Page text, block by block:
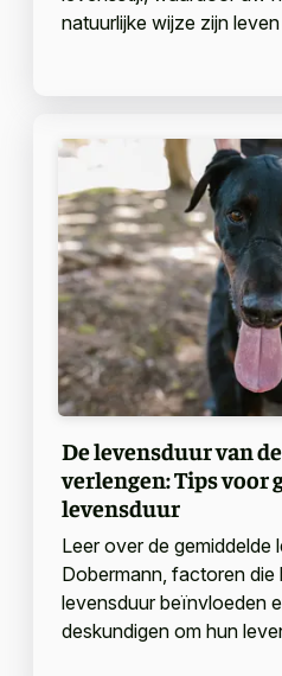
natuurlijke wijze zijn
De levensduur van
verlengen: Tips voor
levensduur
Leer over de gemiddelde
Dobermann, factoren die
levensduur beïnvloeden
deskundigen om hun